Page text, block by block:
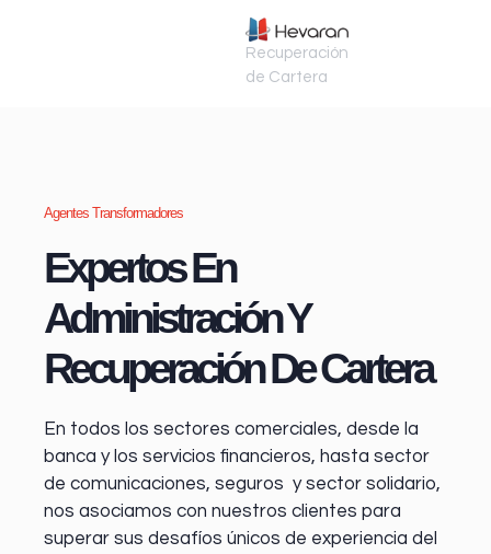
Recuperación
de Cartera
Agentes Transformadores
Expertos En
Administración Y
Recuperación De Cartera
En todos los sectores comerciales, desde la
banca y los servicios financieros, hasta sector
de comunicaciones, seguros y sector solidario,
nos asociamos con nuestros clientes para
superar sus desafíos únicos de experiencia del